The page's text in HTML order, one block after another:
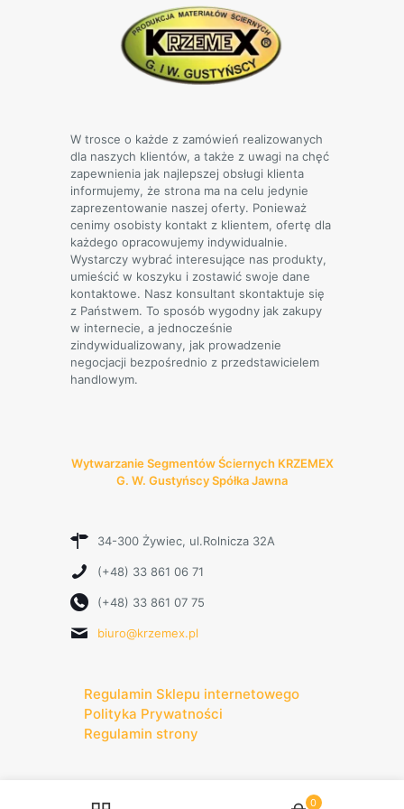
W trosce o każde z zamówień realizowanych
dla naszych klientów, a także z uwagi na chęć
zapewnienia jak najlepszej obsługi klienta
informujemy, że strona ma na celu jedynie
zaprezentowanie naszej oferty. Ponieważ
cenimy osobisty kontakt z klientem, ofertę dla
każdego opracowujemy indywidualnie.
Wystarczy wybrać interesujące nas produkty,
umieścić w koszyku i zostawić swoje dane
kontaktowe. Nasz konsultant skontaktuje się
z Państwem. To sposób wygodny jak zakupy
w internecie, a jednocześnie
zindywidualizowany, jak prowadzenie
negocjacji bezpośrednio z przedstawicielem
handlowym.
Wytwarzanie Segmentów Ściernych KRZEMEX
G. W. Gustyńscy Spółka Jawna
34-300 Żywiec, ul.Rolnicza 32A
(+48) 33 861 06 71
(+48) 33 861 07 75
biuro@krzemex.pl
Regulamin Sklepu internetowego
Polityka Prywatności
Regulamin strony
0